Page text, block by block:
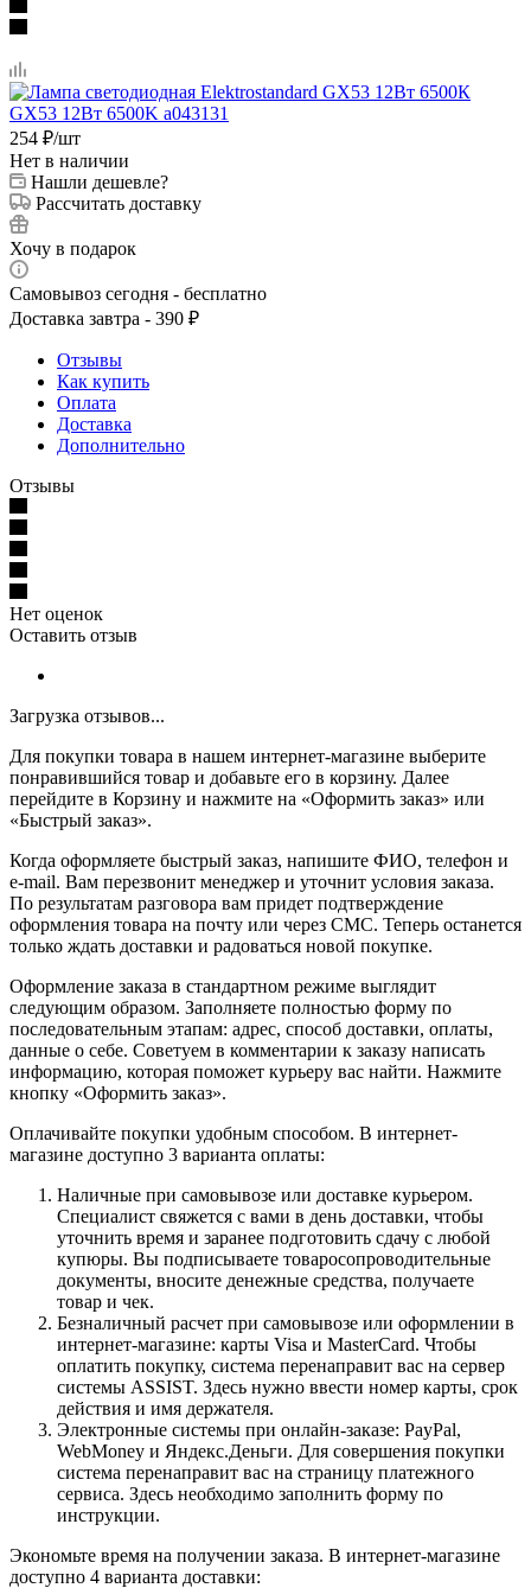
254 ₽/шт
Нет в наличии
Нашли дешевле?
Рассчитать доставку
Хочу в подарок
Самовывоз сегодня - бесплатно
Доставка завтра - 390 ₽
Отзывы
Как купить
Оплата
Доставка
Дополнительно
Отзывы
Нет оценок
Оставить отзыв
Загрузка отзывов...
Для покупки товара в нашем интернет-магазине выберите
понравившийся товар и добавьте его в корзину. Далее
перейдите в Корзину и нажмите на «Оформить заказ» или
«Быстрый заказ».
Когда оформляете быстрый заказ, напишите ФИО, телефон и
e-mail. Вам перезвонит менеджер и уточнит условия заказа.
По результатам разговора вам придет подтверждение
оформления товара на почту или через СМС. Теперь останется
только ждать доставки и радоваться новой покупке.
Оформление заказа в стандартном режиме выглядит
следующим образом. Заполняете полностью форму по
последовательным этапам: адрес, способ доставки, оплаты,
данные о себе. Советуем в комментарии к заказу написать
информацию, которая поможет курьеру вас найти. Нажмите
кнопку «Оформить заказ».
Оплачивайте покупки удобным способом. В интернет-
магазине доступно 3 варианта оплаты:
Наличные при самовывозе или доставке курьером.
Специалист свяжется с вами в день доставки, чтобы
уточнить время и заранее подготовить сдачу с любой
купюры. Вы подписываете товаросопроводительные
документы, вносите денежные средства, получаете
товар и чек.
Безналичный расчет при самовывозе или оформлении в
интернет-магазине: карты Visa и MasterCard. Чтобы
оплатить покупку, система перенаправит вас на сервер
системы ASSIST. Здесь нужно ввести номер карты, срок
действия и имя держателя.
Электронные системы при онлайн-заказе: PayPal,
WebMoney и Яндекс.Деньги. Для совершения покупки
система перенаправит вас на страницу платежного
сервиса. Здесь необходимо заполнить форму по
инструкции.
Экономьте время на получении заказа. В интернет-магазине
доступно 4 варианта доставки: